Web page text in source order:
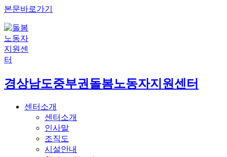
본문바로가기
경상남도중부권 돌봄노동자지원센터
센터소개
센터소개
인사말
조직도
시설안내